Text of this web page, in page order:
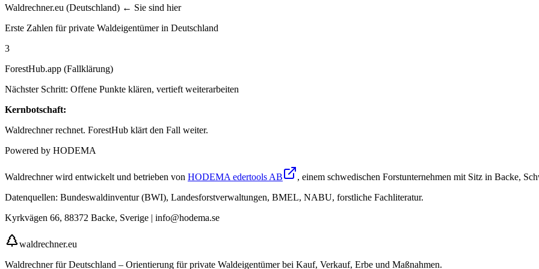
Waldrechner.eu (Deutschland) ← Sie sind hier
Erste Zahlen für private Waldeigentümer in Deutschland
3
ForestHub.app (Fallklärung)
Nächster Schritt: Offene Punkte klären, vertieft weiterarbeiten
Kernbotschaft:
Waldrechner rechnet. ForestHub klärt den Fall weiter.
Powered by HODEMA
Waldrechner wird entwickelt und betrieben von HODEMA edertools AB
, einem schwedischen Forstunternehmen mit Sitz in Backe,
Datenquellen: Bundeswaldinventur (BWI), Landesforstverwaltungen, BMEL, NABU, forstliche Fachliteratur.
Kyrkvägen 66, 88372 Backe, Sverige | info@hodema.se
waldrechner.eu
Waldrechner für Deutschland – Orientierung für private Waldeigentümer bei Kauf, Verkauf, Erbe und Maßnahmen.